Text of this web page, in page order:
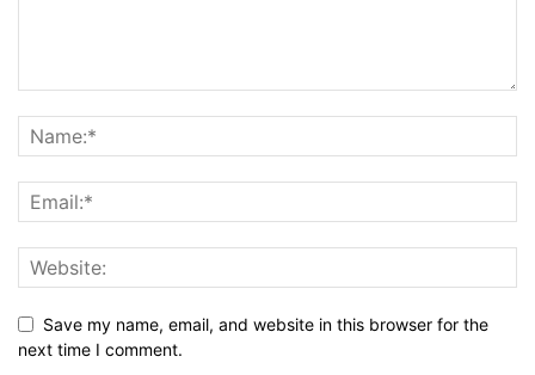
Save my name, email, and website in this browser for the
next time I comment.